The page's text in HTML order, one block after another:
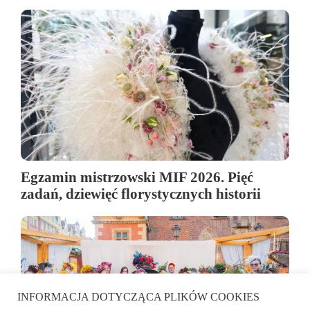
Egzamin mistrzowski MIF 2026. Pięć
zadań, dziewięć florystycznych historii
INFORMACJA DOTYCZĄCA PLIKÓW COOKIES